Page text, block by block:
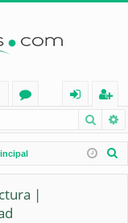
os
nt
ifi
eg
ist
ra
|